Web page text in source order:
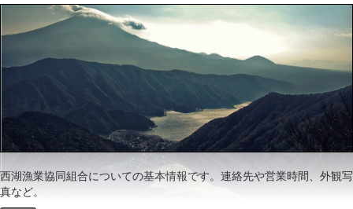
西湖漁業協同組合についての基本情報です。連絡先や営業時間、外観写
真など。